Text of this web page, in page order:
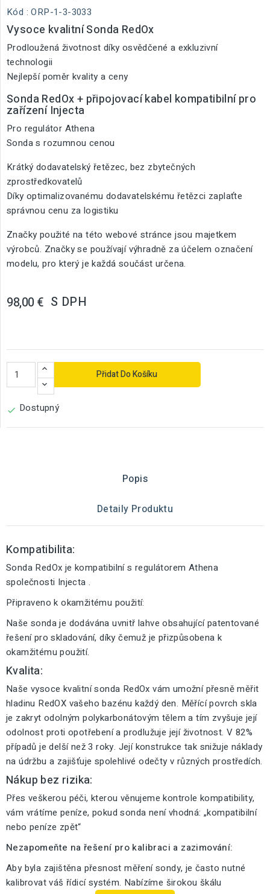
Kód : ORP-1-3-3033
Vysoce kvalitní Sonda RedOx
Prodloužená životnost díky osvědčené a exkluzivní
technologii
Nejlepší poměr kvality a ceny
Sonda RedOx + připojovací kabel kompatibilní pro
zařízení Injecta
Pro regulátor Athena
Sonda s rozumnou cenou
Krátký dodavatelský řetězec, bez zbytečných
zprostředkovatelů
Díky optimalizovanému dodavatelskému řetězci zaplaťte
správnou cenu za logistiku
Značky použité na této webové stránce jsou majetkem
výrobců. Značky se používají výhradně za účelem označení
modelu, pro který je každá součást určena.
98,00 € S DPH
Přidat Do Košíku
 Dostupný
Popis
Detaily Produktu
Kompatibilita:
Sonda RedOx je kompatibilní s regulátorem Athena
společnosti Injecta .
Připraveno k okamžitému použití:
Naše sonda je dodávána uvnitř lahve obsahující patentované
řešení pro skladování, díky čemuž je přizpůsobena k
okamžitému použití.
Kvalita:
Naše vysoce kvalitní sonda RedOx vám umožní přesně měřit
hladinu RedOX vašeho bazénu každý den. Měřící povrch skla
je zakryt odolným polykarbonátovým tělem a tím zvyšuje její
odolnost proti opotřebení a prodlužuje její životnost. V 82%
případů je delší než 3 roky. Její konstrukce tak snižuje náklady
na údržbu a zajišťuje spolehlivé odečty v různých prostředích.
Nákup bez rizika:
Přes veškerou péči, kterou věnujeme kontrole kompatibility,
vám vrátíme peníze, pokud sonda není vhodná: „kompatibilní
nebo peníze zpět“
Nezapomeňte na řešení pro kalibraci a zazimování:
Aby byla zajištěna přesnost měření sondy, je často nutné
kalibrovat váš řídicí systém. Nabízíme širokou škálu